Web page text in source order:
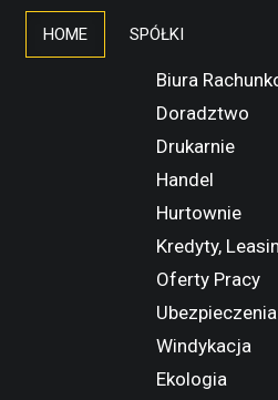
HOME SPÓŁKI
Biura
Doradztwo
Drukarnie
Handel
Hurtownie
Kredyty,
Oferty Pracy
Ubezpieczenia
Windykacja
Ekologia